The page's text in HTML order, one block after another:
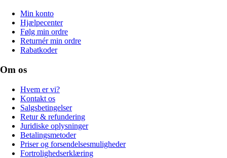
Min konto
Hjælpecenter
Følg min ordre
Returnér min ordre
Rabatkoder
Om os
Hvem er vi?
Kontakt os
Salgsbetingelser
Retur & refundering
Juridiske oplysninger
Betalingsmetoder
Priser og forsendelsesmuligheder
Fortrolighedserklæring